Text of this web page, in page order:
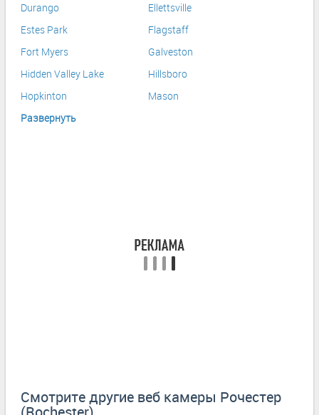
Durango
Ellettsville
Estes Park
Flagstaff
Fort Myers
Galveston
Hidden Valley Lake
Hillsboro
Hopkinton
Mason
Развернуть
Смотрите другие веб камеры Рочестер